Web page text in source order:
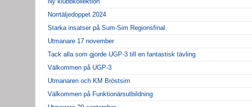
Norrtäljedoppet 2024
Starka insatser på Sum-Sim Regionsfinal
Utmanare 17 november
Tack alla som gjorde UGP-3 till en fantastisk tävling
Välkommen på UGP-3
Utmanaren och KM Bröstsim
Välkommen på Funktionärsutbildning